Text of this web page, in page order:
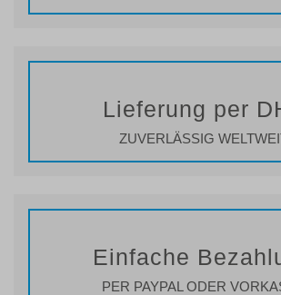
Lieferung per
ZUVERLÄSSIG
Einfache
PER PAYPAL ODER